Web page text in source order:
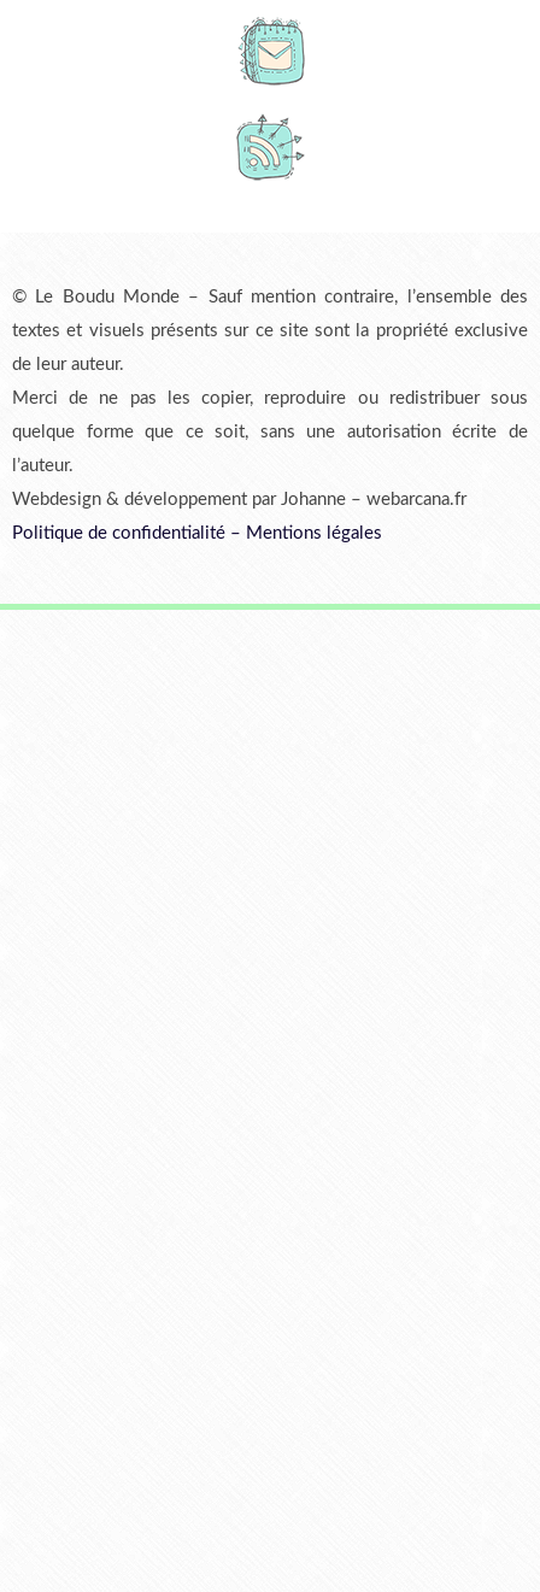
© Le Boudu Monde – Sauf mention contraire, l’ensemble des
textes et visuels présents sur ce site sont la propriété exclusive
de leur auteur.
Merci de ne pas les copier, reproduire ou redistribuer sous
quelque forme que ce soit, sans une autorisation écrite de
l’auteur.
Webdesign & développement par Johanne – webarcana.fr
Politique de confidentialité – Mentions légales